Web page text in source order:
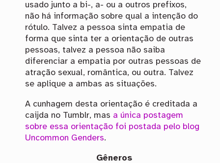
usado junto a bi-, a- ou a outros prefixos,
não há informação sobre qual a intenção do
rótulo. Talvez a pessoa sinta empatia de
forma que sinta ter a orientação de outras
pessoas, talvez a pessoa não saiba
diferenciar a empatia por outras pessoas de
atração sexual, romântica, ou outra. Talvez
se aplique a ambas as situações.
A cunhagem desta orientação é creditada a
caijda no Tumblr, mas a única postagem
sobre essa orientação foi postada pelo blog
Uncommon Genders.
Gêneros